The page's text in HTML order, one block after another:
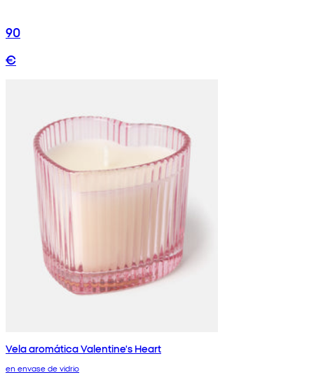
90
€
Vela aromática Valentine's Heart
en envase de vidrio